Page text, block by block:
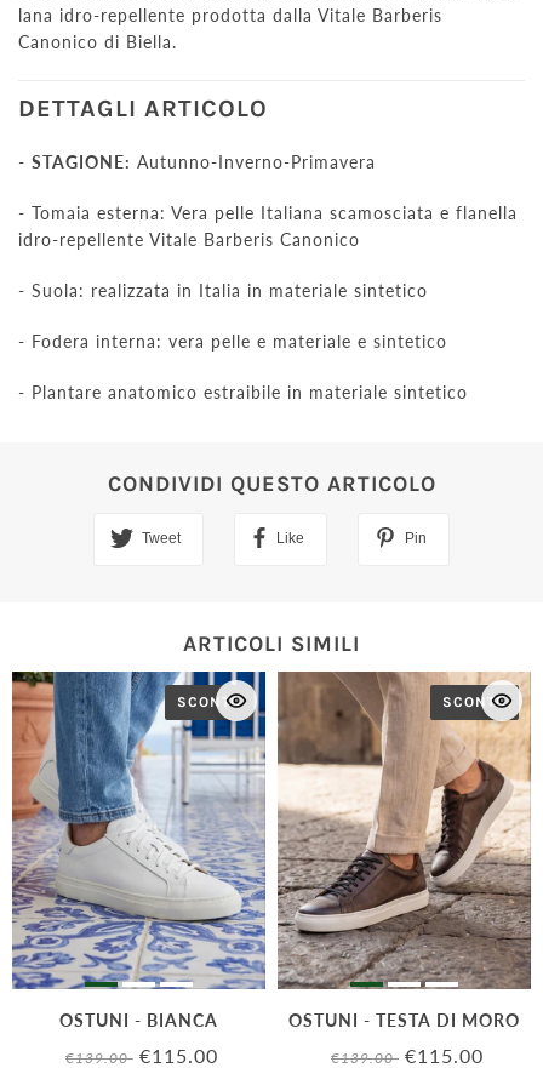
lana idro-repellente prodotta dalla Vitale Barberis
Canonico di Biella.
DETTAGLI ARTICOLO
- STAGIONE: Autunno-Inverno-Primavera
- Tomaia esterna: Vera pelle Italiana scamosciata e flanella
idro-repellente Vitale Barberis Canonico
- Suola: realizzata in Italia in materiale sintetico
- Fodera interna: vera pelle e materiale e sintetico
- Plantare anatomico estraibile in materiale sintetico
CONDIVIDI QUESTO ARTICOLO
Tweet Like Pin
ARTICOLI SIMILI
SCONTO
OSTUNI - BIANCA
€139.00 €115.00
SCONTO
OSTUNI - TESTA DI MORO
€139.00 €115.00